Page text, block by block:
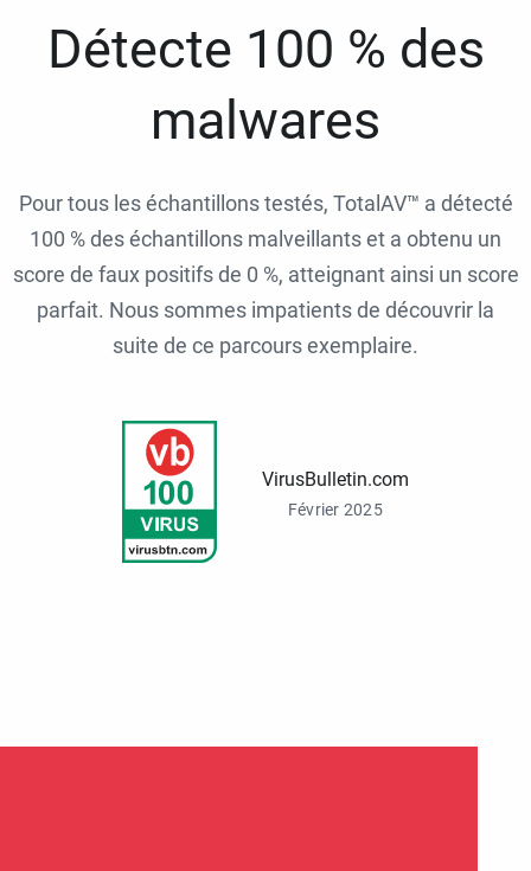
Détecte 100 % des
malwares
Pour tous les échantillons testés, TotalAV™ a détecté
100 % des échantillons malveillants et a obtenu un
score de faux positifs de 0 %, atteignant ainsi un score
parfait. Nous sommes impatients de découvrir la
suite de ce parcours exemplaire.
VirusBulletin.com
Février 2025